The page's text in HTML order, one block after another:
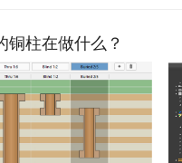
铜柱在做什么？